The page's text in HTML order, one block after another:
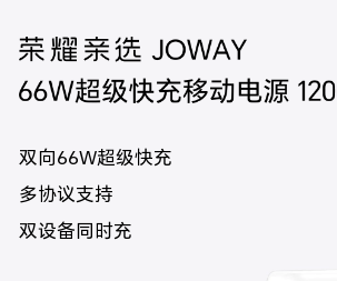
双向66W超级快充
多协议支持
双设备同时充